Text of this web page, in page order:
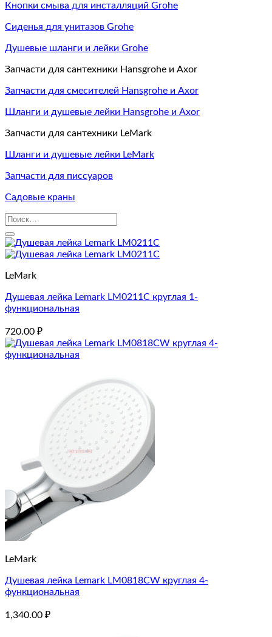
Кнопки смыва для инсталляций Grohe
Сиденья для унитазов Grohe
Душевые шланги и лейки Grohe
Запчасти для сантехники Hansgrohe и Axor
Запчасти для смесителей Hansgrohe и Axor
Шланги и душевые лейки Hansgrohe и Axor
Запчасти для сантехники LeMark
Шланги и душевые лейки LeMark
Запчасти для писсуаров
Садовые краны
Искать:
LeMark
Душевая лейка Lemark LM0211C круглая 1-
функциональная
720.00 ₽
LeMark
Душевая лейка Lemark LM0818CW круглая 4-
функциональная
1,340.00 ₽